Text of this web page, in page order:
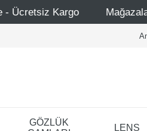
Mağazalarımız – Bağdat
GÖZLÜK
LENS